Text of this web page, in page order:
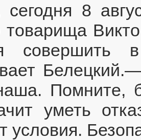
8
товарища
совершить
Помните,
уметь
условия.